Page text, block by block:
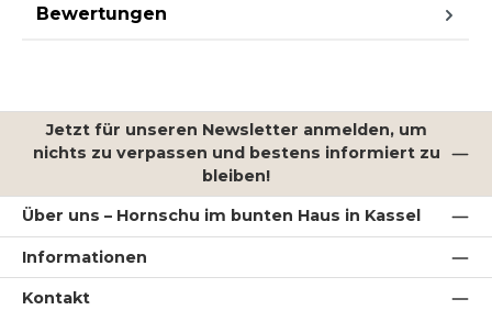
Bewertungen
Jetzt für unseren Newsletter anmelden, um
nichts zu verpassen und bestens informiert zu
bleiben!
Über uns – Hornschu im bunten Haus in Kassel
Informationen
Kontakt